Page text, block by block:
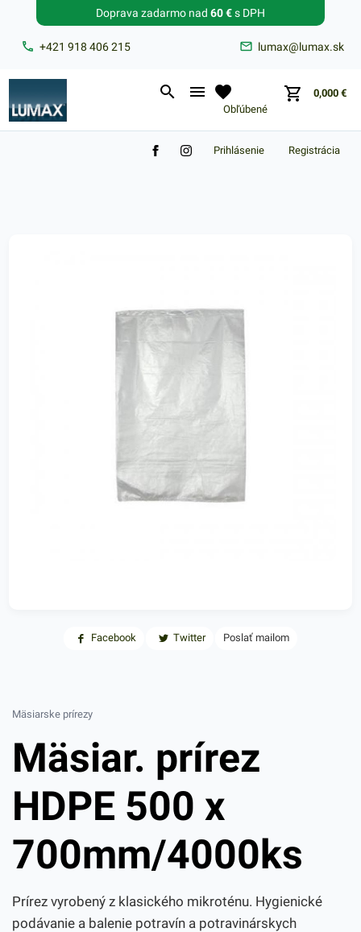
+421 918 406 215 lumax@lumax.sk
Doprava zadarmo nad 60 €s DPH
Obľúbené
0,000 €
Zabudnuté heslo?
Registrácia
Prihlásenie
Facebook Twitter Poslať mailom
Mäsiarske prírezy
Mäsiar. prírez
HDPE 500 x
700mm/4000ks
Prírez vyrobený z klasického mikroténu. Hygienické
podávanie a balenie potravín a potravinárskych